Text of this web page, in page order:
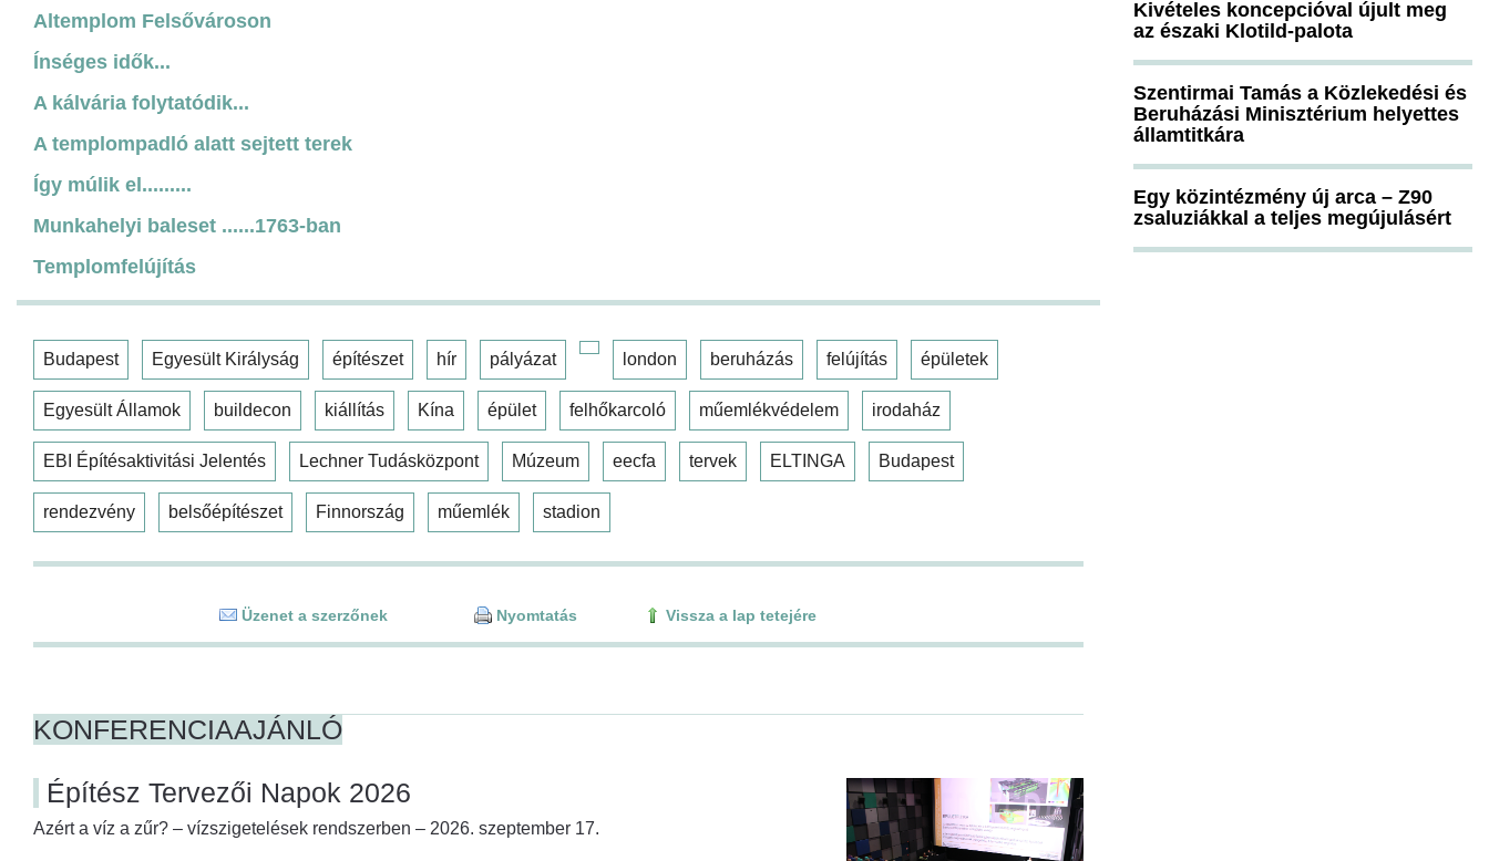
Altemplom Felsővároson
Ínséges idők...
A kálvária folytatódik...
A templompadló alatt sejtett terek
Így múlik el.........
Munkahelyi baleset ......1763-ban
Templomfelújítás
Budapest Egyesült Királyság építészet hír pályázat london beruházás felújítás épületek
Egyesült Államok buildecon kiállítás Kína épület felhőkarcoló műemlékvédelem irodaház
EBI Építésaktivitási Jelentés Lechner Tudásközpont Múzeum eecfa tervek ELTINGA Budapest
rendezvény belsőépítészet Finnország műemlék stadion
Üzenet a szerzőnek Nyomtatás Vissza a lap tetejére
KONFERENCIAAJÁNLÓ
Építész Tervezői Napok 2026
Azért a víz a zűr? – vízszigetelések rendszerben – 2026. szeptember 17.
Kivételes koncepcióval újult meg
az északi Klotild-palota
Szentirmai Tamás a Közlekedési és
Beruházási Minisztérium helyettes
államtitkára
Egy közintézmény új arca – Z90
zsaluziákkal a teljes megújulásért